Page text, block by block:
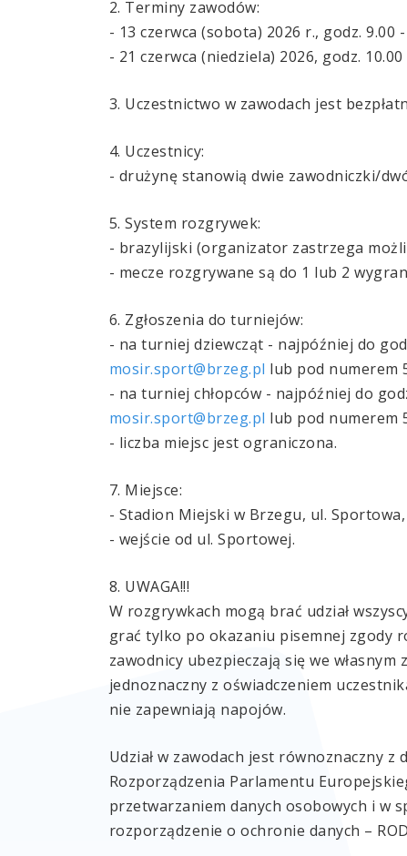
2. Terminy zawodów:
- 13 czerwca (sobota) 2026 r., godz.
- 21 czerwca (niedziela) 2026, godz.
3. Uczestnictwo w zawodach jest
4. Uczestnicy:
- drużynę stanowią dwie zawodniczki/
5. System rozgrywek:
- brazylijski (organizator zastrzega
- mecze rozgrywane są do 1 lub 2
6. Zgłoszenia do turniejów:
- na turniej dziewcząt - najpóźniej do
mosir.sport@brzeg.pl lub pod numerem
- na turniej chłopców - najpóźniej do
mosir.sport@brzeg.pl lub pod numerem
- liczba miejsc jest ograniczona.
7. Miejsce:
- Stadion Miejski w Brzegu, ul.
- wejście od ul. Sportowej.
8. UWAGA!!!
W rozgrywkach mogą brać udział
grać tylko po okazaniu pisemnej zgody
zawodnicy ubezpieczają się we
jednoznaczny z oświadczeniem
nie zapewniają napojów.
Udział w zawodach jest równoznaczny
Rozporządzenia Parlamentu
przetwarzaniem danych osobowych i w
rozporządzenie o ochronie danych –